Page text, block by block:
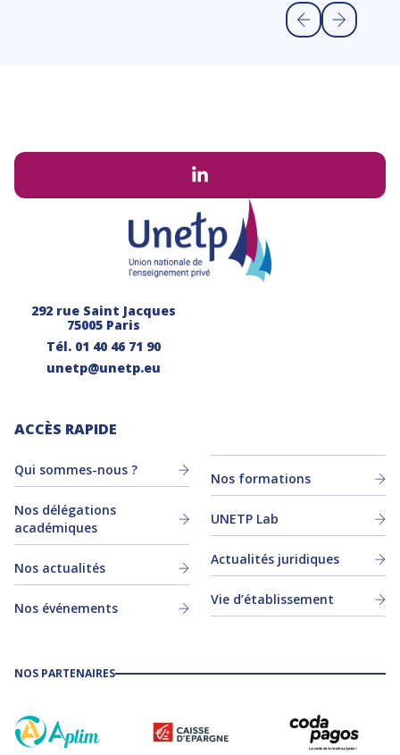
292 rue Saint Jacques
75005 Paris
Tél. 01 40 46 71 90
unetp@unetp.eu
ACCÈS RAPIDE
Qui sommes-nous ?
Nos délégations
académiques
Nos actualités
Nos événements
Nos formations
UNETP Lab
Actualités juridiques
Vie d’établissement
NOS PARTENAIRES